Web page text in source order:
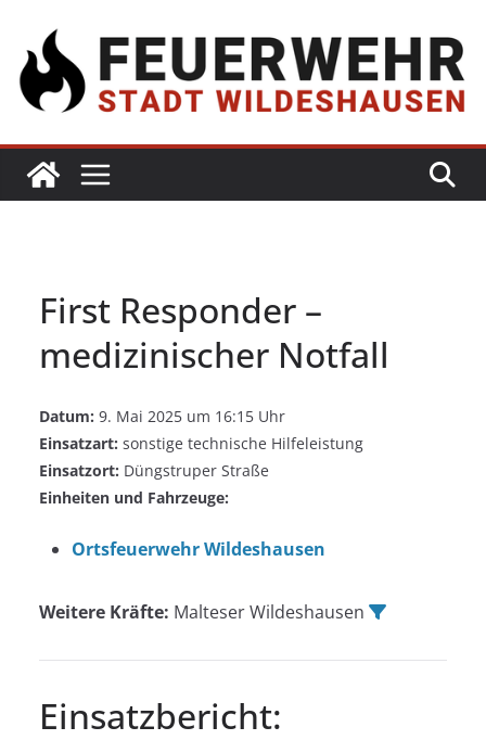
First Responder –
medizinischer Notfall
Datum: 9. Mai 2025 um 16:15 Uhr
Einsatzart: sonstige technische Hilfeleistung
Einsatzort: Düngstruper Straße
Einheiten und Fahrzeuge:
Ortsfeuerwehr Wildeshausen
Weitere Kräfte: Malteser Wildeshausen
Einsatzbericht: